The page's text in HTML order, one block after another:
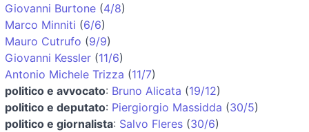
Giovanni Burtone (4/8)
Marco Minniti (6/6)
Mauro Cutrufo (9/9)
Giovanni Kessler (11/6)
Antonio Michele Trizza (11/7)
politico e avvocato: Bruno Alicata (19/12)
politico e deputato: Piergiorgio Massidda (30/5)
politico e giornalista: Salvo Fleres (30/6)